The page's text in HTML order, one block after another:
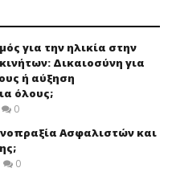
για την ηλικία στην
Δικαιοσύνη για
ή αύξηση
όλους;
0
Ασφαλιστών και
0